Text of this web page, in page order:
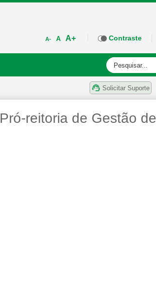
A- A A+ Contraste
Solicitar Suporte
Pró-reitoria de Gestão